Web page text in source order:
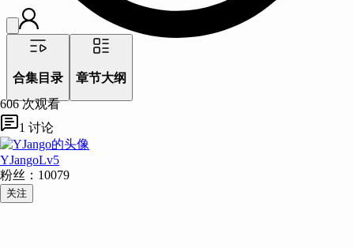
合集目录 章节大纲
606次观看
1 讨论
YJangoLv5
粉丝： 10079
关注